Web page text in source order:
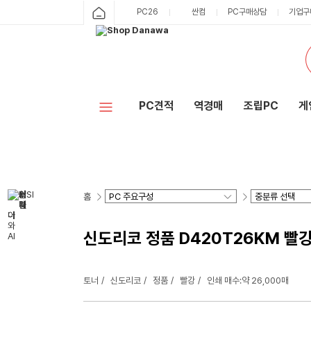
PC26 싼컴 PC구매상담 기업
PC견적 역경매 조립PC 게
홈
신도리코 정품 D420T26KM 빨
토너 신도리코 정품 빨강 인쇄 매수:약 26,000매